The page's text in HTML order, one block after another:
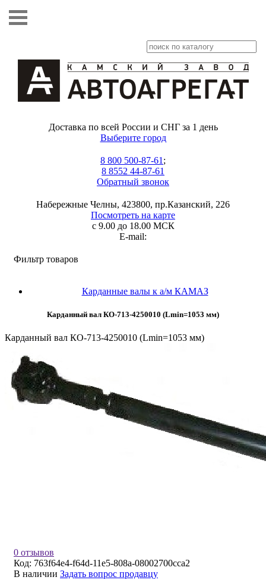
Доставка по всей России и СНГ за 1 день
Выберите город
8 800 500-87-61 ;
8 8552 44-87-61
Обратный звонок
Набережные Челны, 423800, пр.Казанский, 226
Посмотреть на карте
с 9.00 до 18.00 МСК
E-mail:
Фильтр товаров
Карданные валы к а/м КАМАЗ
Карданный вал КО-713-4250010 (Lmin=1053 мм)
Карданный вал КО-713-4250010 (Lmin=1053 мм)
0 отзывов
Код: 763f64e4-f64d-11e5-808a-08002700cca2
В наличии Задать вопрос продавцу